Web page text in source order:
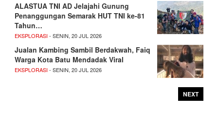
ALASTUA TNI AD Jelajahi Gunung
Penanggungan Semarak HUT TNI ke-81
Tahun…
EKSPLORASI- SENIN, 20 JUL 2026
Jualan Kambing Sambil Berdakwah, Faiq
Warga Kota Batu Mendadak Viral
EKSPLORASI- SENIN, 20 JUL 2026
NEXT